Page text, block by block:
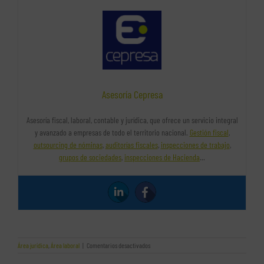
Asesoría Cepresa
Asesoría fiscal, laboral, contable y jurídica, que ofrece un servicio integral
y avanzado a empresas de todo el territorio nacional. Gestión fiscal,
outsourcing de nóminas,auditorías fiscales, inspecciones de trabajo,
grupos de sociedades, inspecciones de Hacienda…
Área jurídica Área laboral | Comentarios desactivadosen